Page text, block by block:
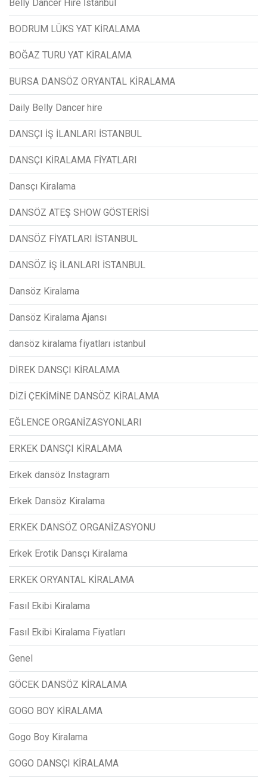
Belly Dancer Hire İstanbul
BODRUM LÜKS YAT KİRALAMA
BOĞAZ TURU YAT KİRALAMA
BURSA DANSÖZ ORYANTAL KİRALAMA
Daily Belly Dancer hire
DANSÇI İŞ İLANLARI İSTANBUL
DANSÇI KİRALAMA FİYATLARI
Dansçı Kiralama
DANSÖZ ATEŞ SHOW GÖSTERİSİ
DANSÖZ FİYATLARI İSTANBUL
DANSÖZ İŞ İLANLARI İSTANBUL
Dansöz Kiralama
Dansöz Kiralama Ajansı
dansöz kiralama fiyatları istanbul
DİREK DANSÇI KİRALAMA
DİZİ ÇEKİMİNE DANSÖZ KİRALAMA
EĞLENCE ORGANİZASYONLARI
ERKEK DANSÇI KİRALAMA
Erkek dansöz Instagram
Erkek Dansöz Kiralama
ERKEK DANSÖZ ORGANİZASYONU
Erkek Erotik Dansçı Kiralama
ERKEK ORYANTAL KİRALAMA
Fasıl Ekibi Kiralama
Fasıl Ekibi Kiralama Fiyatları
Genel
GÖCEK DANSÖZ KİRALAMA
GOGO BOY KİRALAMA
Gogo Boy Kiralama
GOGO DANSÇI KİRALAMA